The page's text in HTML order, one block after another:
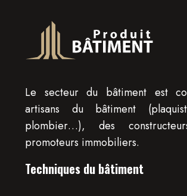
Le secteur du bâtiment est
artisans du bâtiment
plombier…), des
promoteurs immobiliers.
Techniques du bâtiment